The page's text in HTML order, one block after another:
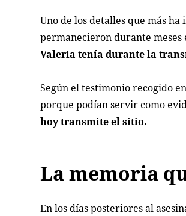
Uno de los detalles que más
permanecieron durante meses
Valeria tenía durante la
Según el testimonio recogido
porque podían servir como
hoy transmite el sitio.
La memoria
En los días posteriores al